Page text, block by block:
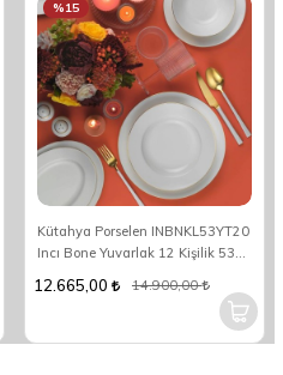
Kütahya Porselen INBNKL53YT20
Incı Bone Yuvarlak 12 Kişilik 53
%15
12.665,00 14.900,00